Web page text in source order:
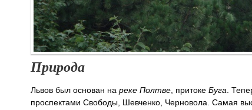
Природа
Львов был основан на реке Полтве, притоке Буга.
проспектами Свободы, Шевченко, Черновола. Самая